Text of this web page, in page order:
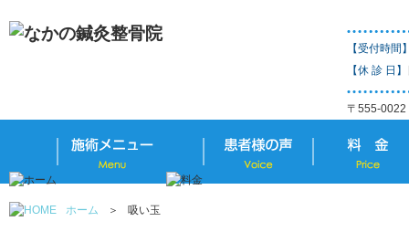
【受付時間
【休 診 日】
〒555-0022
ホーム ＞ 吸い玉